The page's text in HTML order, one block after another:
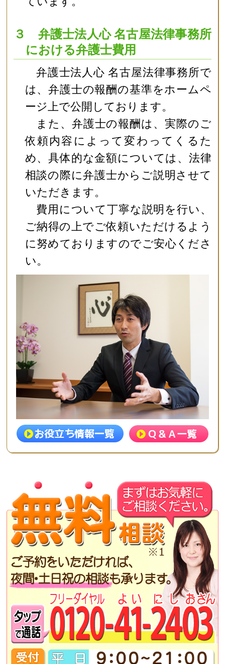
３ 弁護士法人心 名古屋法律事務所
における弁護士費用
弁護士法人心 名古屋法律事務所で
は、弁護士の報酬の基準をホームペ
ージ上で公開しております。
また、弁護士の報酬は、実際のご
依頼内容によって変わってくるた
め、具体的な金額については、法律
相談の際に弁護士からご説明させて
いただきます。
費用について丁寧な説明を行い、
ご納得の上でご依頼いただけるよう
に努めておりますのでご安心くださ
い。